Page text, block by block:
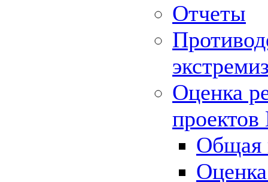
Отчеты
Оценка
Общая